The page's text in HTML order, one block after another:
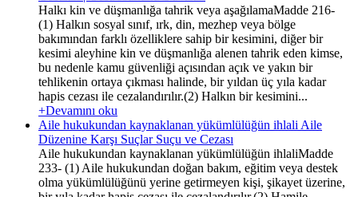
Halkı kin ve düşmanlığa tahrik veya aşağılamaMadde 216-
(1) Halkın sosyal sınıf, ırk, din, mezhep veya bölge
bakımından farklı özelliklere sahip bir kesimini, diğer bir
kesimi aleyhine kin ve düşmanlığa alenen tahrik eden kimse,
bu nedenle kamu güvenliği açısından açık ve yakın bir
tehlikenin ortaya çıkması halinde, bir yıldan üç yıla kadar
hapis cezası ile cezalandırılır.(2) Halkın bir kesimini...
+Devamını oku
Aile hukukundan kaynaklanan yükümlülüğün ihlali Aile
Düzenine Karşı Suçlar Suçu ve Cezası
Aile hukukundan kaynaklanan yükümlülüğün ihlaliMadde
233- (1) Aile hukukundan doğan bakım, eğitim veya destek
olma yükümlülüğünü yerine getirmeyen kişi, şikayet üzerine,